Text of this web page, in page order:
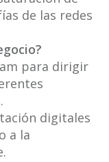
de las redes
para dirigir
digitales
a la